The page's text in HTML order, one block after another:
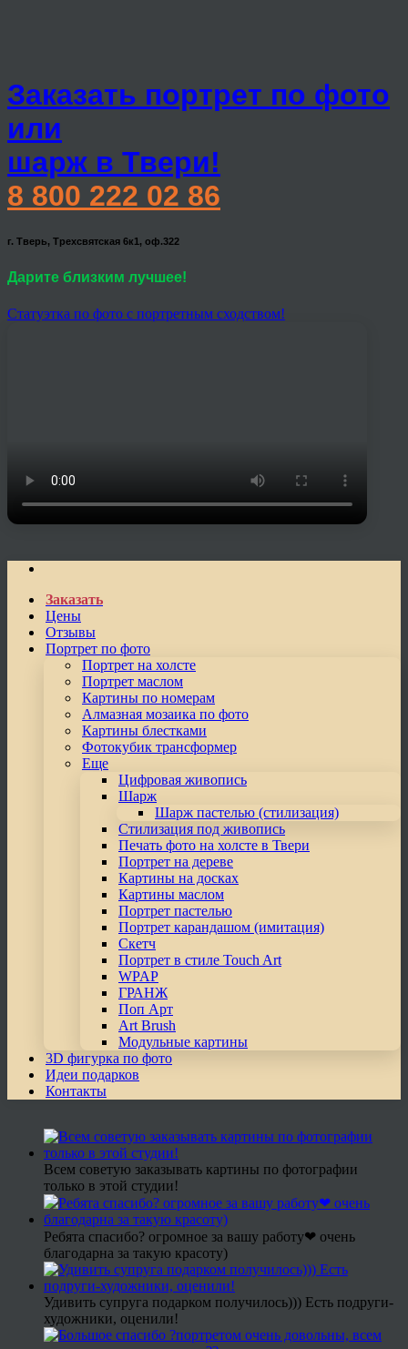
Заказать портрет по фото
или
шарж в Твери!
8 800 222 02 86
г. Тверь, Трехсвятская 6к1, оф.322
Дарите близким лучшее!
Статуэтка по фото с портретным сходством!
Заказать
Цены
Отзывы
Портрет по фото
Портрет на холсте
Портрет маслом
Картины по номерам
Алмазная мозаика по фото
Картины блестками
Фотокубик трансформер
Еще
Цифровая живопись
Шарж
Шарж пастелью (стилизация)
Стилизация под живопись
Печать фото на холсте в Твери
Портрет на дереве
Картины на досках
Картины маслом
Портрет пастелью
Портрет карандашом (имитация)
Скетч
Портрет в стиле Touch Art
WPAP
ГРАНЖ
Поп Арт
Art Brush
Модульные картины
3D фигурка по фото
Идеи подарков
Контакты
Всем советую заказывать картины по фотографии
только в этой студии!
Ребята спасибо? огромное за вашу работу❤ очень
благодарна за такую красоту)
Удивить супруга подарком получилось))) Есть подруги-
художники, оценили!